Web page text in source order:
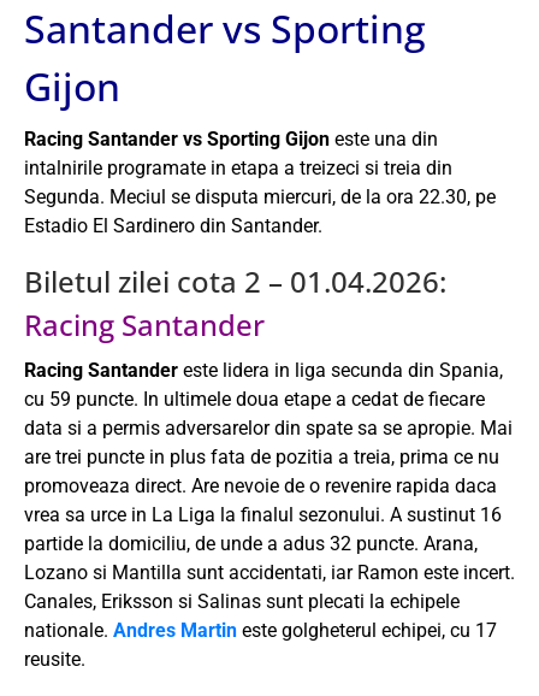
Santander vs Sporting
Gijon
Racing Santander vs Sporting Gijon este una din
intalnirile programate in etapa a treizeci si treia din
Segunda. Meciul se disputa miercuri, de la ora 22.30, pe
Estadio El Sardinero din Santander.
Biletul zilei cota 2 – 01.04.2026:
Racing Santander
Racing Santander este lidera in liga secunda din Spania,
cu 59 puncte. In ultimele doua etape a cedat de fiecare
data si a permis adversarelor din spate sa se apropie. Mai
are trei puncte in plus fata de pozitia a treia, prima ce nu
promoveaza direct. Are nevoie de o revenire rapida daca
vrea sa urce in La Liga la finalul sezonului. A sustinut 16
partide la domiciliu, de unde a adus 32 puncte. Arana,
Lozano si Mantilla sunt accidentati, iar Ramon este incert.
Canales, Eriksson si Salinas sunt plecati la echipele
nationale. Andres Martin este golgheterul echipei, cu 17
reusite.